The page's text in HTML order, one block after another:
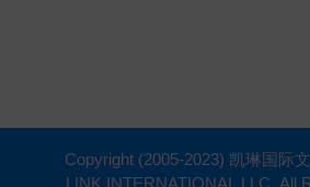
Copyright (2005-2023) 凯琳国际
LINK INTERNATIONAL LLC. All